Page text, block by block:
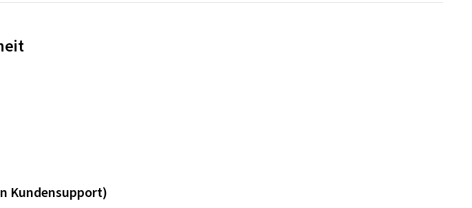
Kundensupport)